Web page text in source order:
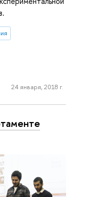
24 января, 2018 г.